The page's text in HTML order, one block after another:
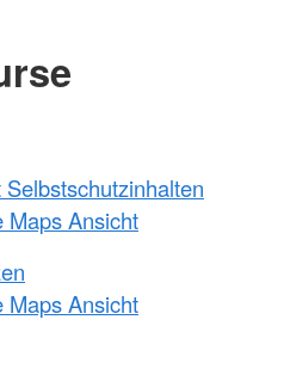
Maps Ansicht
Maps Ansicht